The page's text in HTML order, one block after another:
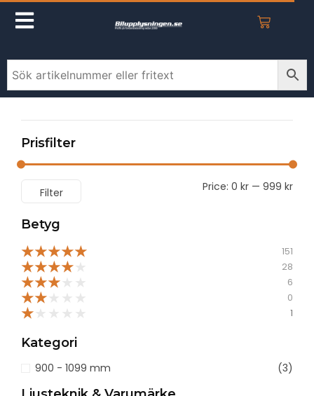
Prisfilter
Filter Price: 0 kr — 999 kr
Betyg
★★★★★ 151
★★★★ 28
★★★ 6
★★ 0
★ 1
Kategori
900 - 1099 mm (3)